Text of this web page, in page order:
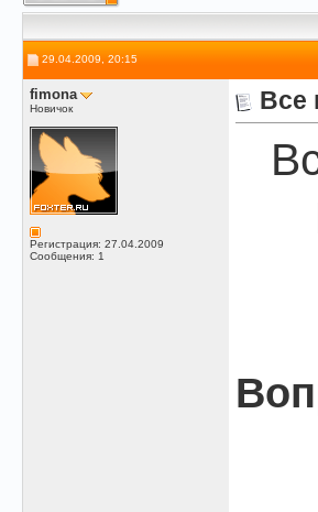
29.04.2009, 20:15
fimona
Новичок
Регистрация: 27.04.2009
Сообщения: 1
Все